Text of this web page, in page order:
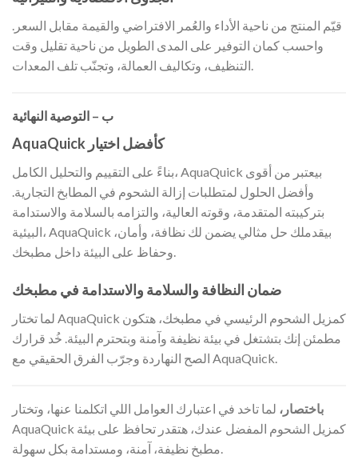
قيّم المنتج من ناحية الأداء والعُمر الافتراضي والقيمة مقابل السعر.
واحسب كمان التوفير على المدى الطويل من ناحية تقليل وقت
التنظيف، وتكاليف العمالة، وتجنّب تلف المعدات.
ب – التوصية النهائية
AquaQuick كأفضل اختيار
بناءً على التقييم والتحليل الكامل، AquaQuick بيعتبر من أقوى
وأفضل الحلول لمتطلبات إزالة الشحوم في المطابخ التجارية.
بتركيبته المتقدمة، وقوته العالية، والتزامه بالسلامة والاستدامة
البيئية، AquaQuick بيقدملك حل مثالي يضمن لك نظافة، وأمان،
وحفاظ على البيئة داخل مطبخك.
ضمان النظافة والسلامة والاستدامة في مطبخك
لما تختار AquaQuick كمزيل الشحوم الرئيسي في مطبخك، هتكون
مطمئن إنك بتشتغل في بيئة نظيفة وآمنة وبتحترم البيئة. خُد قرارك
الصح النهاردة وجرّب الفرق الحقيقي مع AquaQuick.
باختصار، لما تاخد في اعتبارك العوامل اللي اتكلمنا عنها، وتختار
AquaQuick كمزيل الشحوم المفضل عندك، هتقدر تحافظ على بيئة
مطبخ نظيفة، آمنة، ومستدامة بكل سهولة.